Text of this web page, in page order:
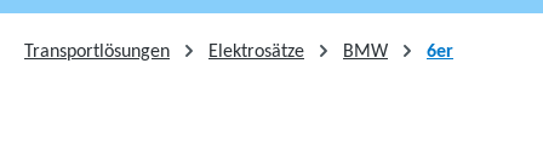
Transportlösungen Elektrosätze BMW 6er